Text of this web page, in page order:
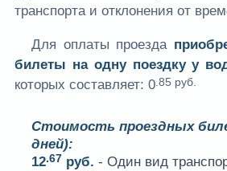
транспорта и отклонения от
Для оплаты проезда
билеты на одну поездку у
которых составляет: 0 .85 руб.
Стоимость проездных
дней):
12.67 руб. - Один вид